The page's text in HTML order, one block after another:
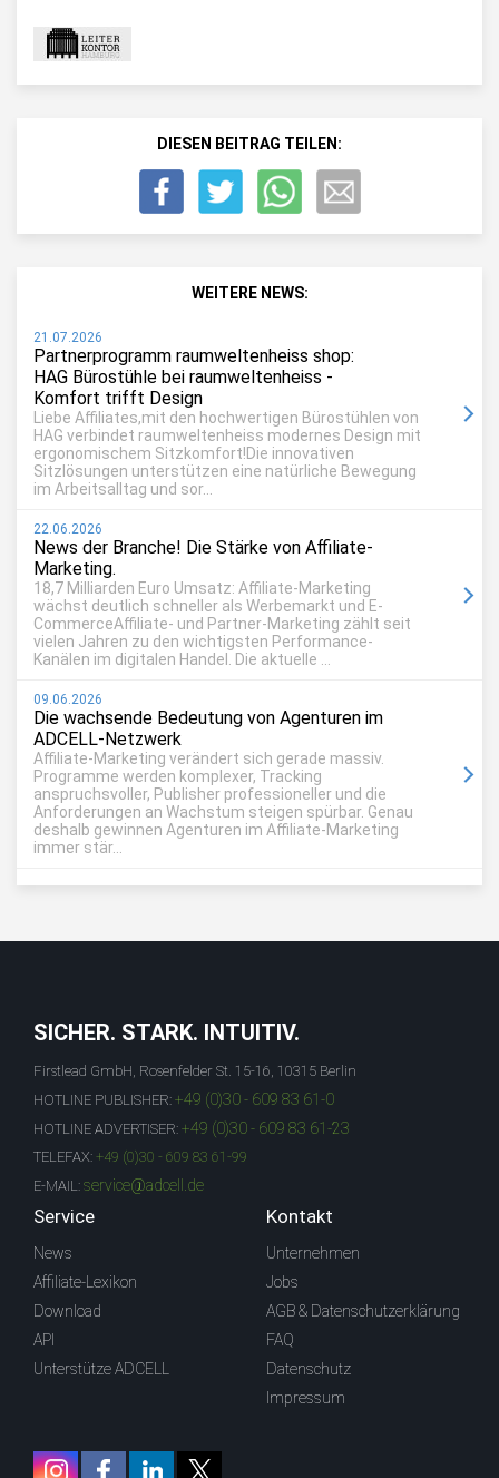
DIESEN BEITRAG TEILEN:
WEITERE NEWS:
21.07.2026
Partnerprogramm raumweltenheiss shop:
HAG Bürostühle bei raumweltenheiss -
Komfort trifft Design
Liebe Affiliates,mit den hochwertigen Bürostühlen von
HAG verbindet raumweltenheiss modernes Design mit
ergonomischem Sitzkomfort!Die innovativen
Sitzlösungen unterstützen eine natürliche Bewegung
im Arbeitsalltag und sor...
22.06.2026
News der Branche! Die Stärke von Affiliate-
Marketing.
18,7 Milliarden Euro Umsatz: Affiliate-Marketing
wächst deutlich schneller als Werbemarkt und E-
CommerceAffiliate- und Partner-Marketing zählt seit
vielen Jahren zu den wichtigsten Performance-
Kanälen im digitalen Handel. Die aktuelle ...
09.06.2026
Die wachsende Bedeutung von Agenturen im
ADCELL-Netzwerk
Affiliate-Marketing verändert sich gerade massiv.
Programme werden komplexer, Tracking
anspruchsvoller, Publisher professioneller und die
Anforderungen an Wachstum steigen spürbar. Genau
deshalb gewinnen Agenturen im Affiliate-Marketing
immer stär...
SICHER. STARK. INTUITIV.
Firstlead GmbH, Rosenfelder St. 15-16, 10315 Berlin
HOTLINE PUBLISHER: +49 (0)30 - 609 83 61-0
HOTLINE ADVERTISER: +49 (0)30 - 609 83 61-23
TELEFAX: +49 (0)30 - 609 83 61-99
E-MAIL: service@adcell.de
Service
News
Affiliate-Lexikon
Download
API
Unterstütze ADCELL
Kontakt
Unternehmen
Jobs
AGB & Datenschutzerklärung
FAQ
Datenschutz
Impressum